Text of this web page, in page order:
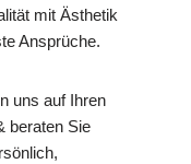
mit Ästhetik
Ansprüche.
uns auf Ihren
beraten Sie